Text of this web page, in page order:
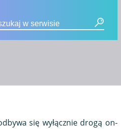
się wyłącznie drogą on-